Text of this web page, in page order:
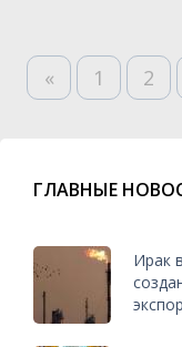
« 1 2
ГЛАВНЫЕ
Ирак